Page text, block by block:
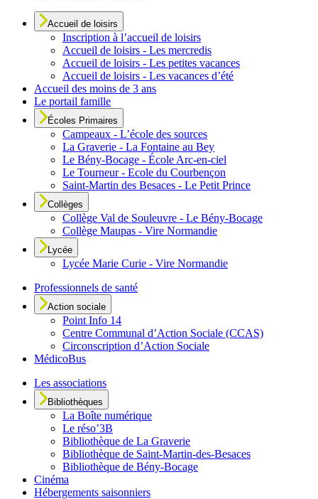
Accueil de loisirs
Inscription à l’accueil de loisirs
Accueil de loisirs - Les mercredis
Accueil de loisirs - Les petites vacances
Accueil de loisirs - Les vacances d’été
Accueil des moins de 3 ans
Le portail famille
Écoles Primaires
Campeaux - L’école des sources
La Graverie - La Fontaine au Bey
Le Bény-Bocage - École Arc-en-ciel
Le Tourneur - Ecole du Courbençon
Saint-Martin des Besaces - Le Petit Prince
Collèges
Collège Val de Souleuvre - Le Bény-Bocage
Collège Maupas - Vire Normandie
Lycée
Lycée Marie Curie - Vire Normandie
Professionnels de santé
Action sociale
Point Info 14
Centre Communal d’Action Sociale (CCAS)
Circonscription d’Action Sociale
MédicoBus
Les associations
Bibliothèques
La Boîte numérique
Le réso’3B
Bibliothèque de La Graverie
Bibliothèque de Saint-Martin-des-Besaces
Bibliothèque de Bény-Bocage
Cinéma
Hébergements saisonniers